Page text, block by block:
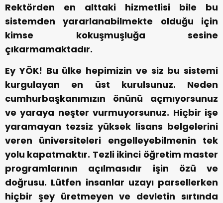
Rektörden en alttaki hizmetlisi bile bu
sistemden yararlanabilmekte olduğu için
kimse kokuşmuşluğa sesine
çıkarmamaktadır.
Ey YÖK! Bu ülke hepimizin ve siz bu sistemi
kurgulayan en üst kurulsunuz. Neden
cumhurbaşkanımızın önünü açmıyorsunuz
ve yaraya neşter vurmuyorsunuz. Hiçbir işe
yaramayan tezsiz yüksek lisans belgelerini
veren üniversiteleri engelleyebilmenin tek
yolu kapatmaktır. Tezli ikinci öğretim master
programlarının açılmasıdır işin özü ve
doğrusu. Lütfen insanlar uzayı parsellerken
hiçbir şey üretmeyen ve devletin sırtında